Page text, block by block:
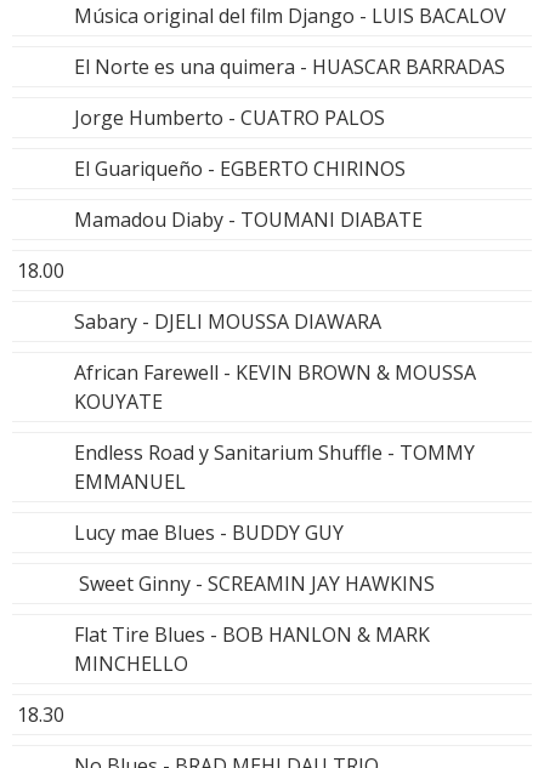
Música original del film Django - LUIS BACALOV
El Norte es una quimera - HUASCAR BARRADAS
Jorge Humberto - CUATRO PALOS
El Guariqueño - EGBERTO CHIRINOS
Mamadou Diaby - TOUMANI DIABATE
18.00
Sabary - DJELI MOUSSA DIAWARA
African Farewell - KEVIN BROWN & MOUSSA
KOUYATE
Endless Road y Sanitarium Shuffle - TOMMY
EMMANUEL
Lucy mae Blues - BUDDY GUY
Sweet Ginny - SCREAMIN JAY HAWKINS
Flat Tire Blues - BOB HANLON & MARK
MINCHELLO
18.30